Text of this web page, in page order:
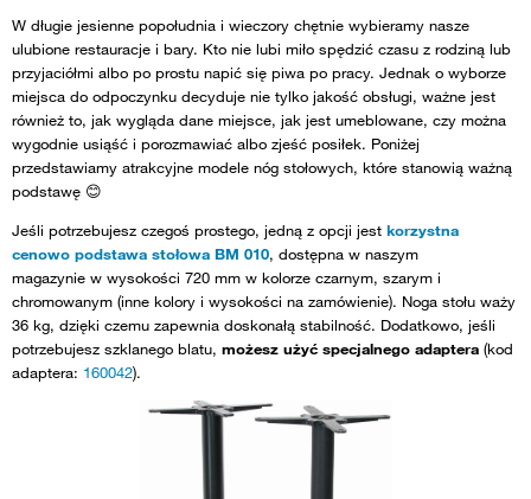
W długie jesienne popołudnia i wieczory chętnie wybieramy nasze
ulubione restauracje i bary. Kto nie lubi miło spędzić czasu z rodziną lub
przyjaciółmi albo po prostu napić się piwa po pracy. Jednak o wyborze
miejsca do odpoczynku decyduje nie tylko jakość obsługi, ważne jest
również to, jak wygląda dane miejsce, jak jest umeblowane, czy można
wygodnie usiąść i porozmawiać albo zjeść posiłek. Poniżej
przedstawiamy atrakcyjne modele nóg stołowych, które stanowią ważną
podstawę 😊
Jeśli potrzebujesz czegoś prostego, jedną z opcji jest korzystna
cenowo podstawa stołowa BM 010, dostępna w naszym
magazynie w wysokości 720 mm w kolorze czarnym, szarym i
chromowanym (inne kolory i wysokości na zamówienie). Noga stołu waży
36 kg, dzięki czemu zapewnia doskonałą stabilność. Dodatkowo, jeśli
potrzebujesz szklanego blatu, możesz użyć specjalnego adaptera (kod
adaptera: 160042).